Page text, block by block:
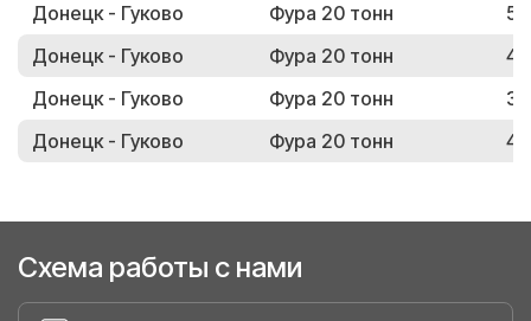
Донецк - Гуково
Фура 20 тонн
Донецк - Гуково
Фура 20 тонн
Донецк - Гуково
Фура 20 тонн
Донецк - Гуково
Фура 20 тонн
Схема работы с нами